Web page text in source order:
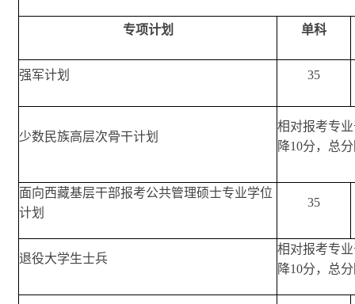
专项计划 单科
强军计划 35
少数民族高层次骨干计划
相对报考专
降10分，总
面向西藏基层干部报考公共管理硕士专业学位
计划
35
退役大学生士兵
相对报考专
降10分，总